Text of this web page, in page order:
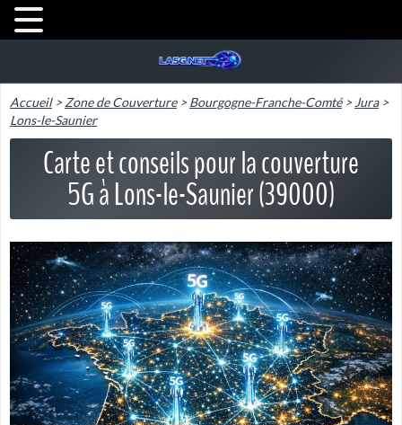
Accueil>Zone de Couverture>Bourgogne-Franche-Comté> Jura>
Lons-le-Saunier
Carte et conseils pour la couverture
5G à Lons-le-Saunier (39000)